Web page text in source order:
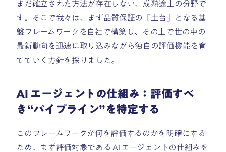
まだ確立された方法が存在しない、成熟途上の分野で
す。そこで我々は、まず品質保証の「土台」となる基
盤フレームワークを自社で構築し、その上で世の中の
最新動向を迅速に取り込みながら独自の評価機能を育
てていく方針を採りました。
AI エージェントの仕組み：評価すべ
き“パイプライン”を特定する
このフレームワークが何を評価するのかを明確にする
ため、まず評価対象である AI エージェントの仕組みを